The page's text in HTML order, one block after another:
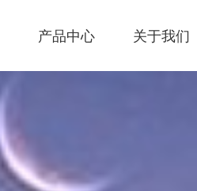
产品中心 关于我们